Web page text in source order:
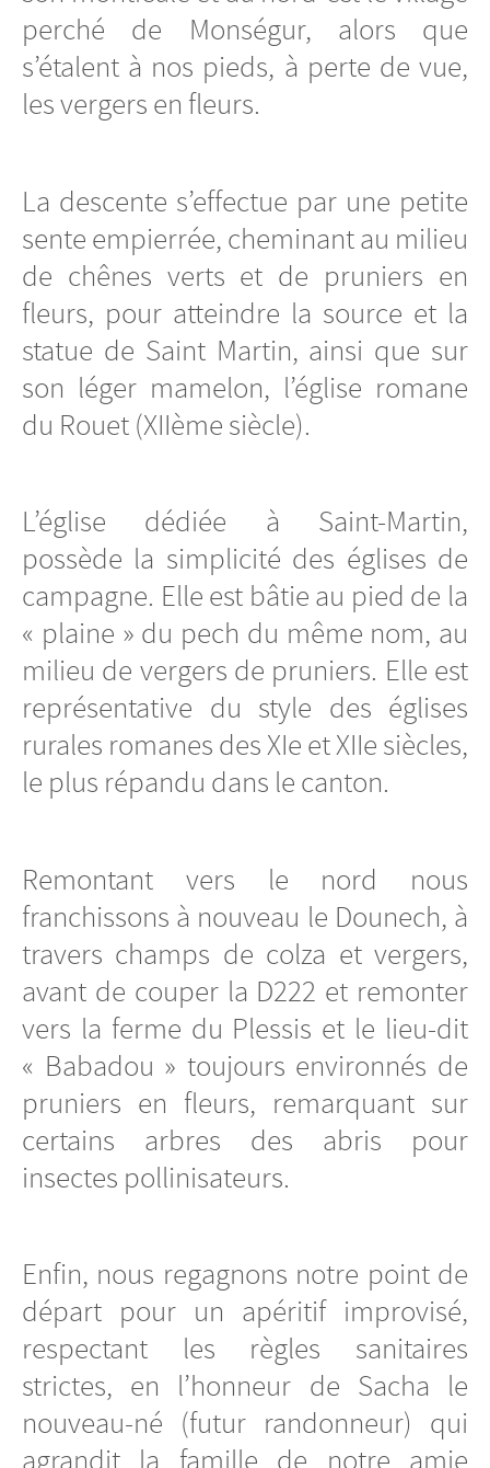
perché de Monségur, alors que
s’étalent à nos pieds, à perte de vue,
les vergers en fleurs.
La descente s’effectue par une petite
sente empierrée, cheminant au milieu
de chênes verts et de pruniers en
fleurs, pour atteindre la source et la
statue de Saint Martin, ainsi que sur
son léger mamelon, l’église romane
du Rouet (XIIème siècle).
L’église dédiée à Saint-Martin,
possède la simplicité des églises de
campagne. Elle est bâtie au pied de la
« plaine » du pech du même nom, au
milieu de vergers de pruniers. Elle est
représentative du style des églises
rurales romanes des XIe et XIIe siècles,
le plus répandu dans le canton.
Remontant vers le nord nous
franchissons à nouveau le Dounech, à
travers champs de colza et vergers,
avant de couper la D222 et remonter
vers la ferme du Plessis et le lieu-dit
« Babadou » toujours environnés de
pruniers en fleurs, remarquant sur
certains arbres des abris pour
insectes pollinisateurs.
Enfin, nous regagnons notre point de
départ pour un apéritif improvisé,
respectant les règles sanitaires
strictes, en l’honneur de Sacha le
nouveau-né (futur randonneur) qui
agrandit la famille de notre amie